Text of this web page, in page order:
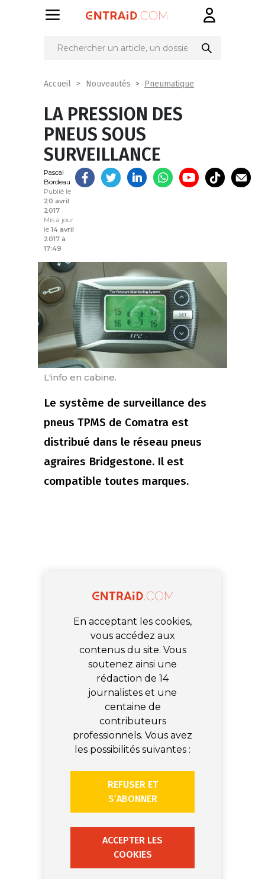
Partager
Accueil Nouveautés Pneumatique
LA PRESSION DES
PNEUS SOUS
SURVEILLANCE
Pascal
Bordeau
Publié le
20 avril
2017
Mis à jour
le 14 avril
2017 à
17:49
L'info en cabine.
Le système de surveillance des
pneus TPMS de Comatra est
distribué dans le réseau pneus
agraires Bridgestone. Il est
compatible toutes marques.
En acceptant les cookies,
vous accédez aux
contenus du site. Vous
soutenez ainsi une
rédaction de 14
journalistes et une
centaine de
contributeurs
professionnels. Vous avez
les possibilités suivantes :
REFUSER ET
S’ABONNER
ACCEPTER LES
COOKIES